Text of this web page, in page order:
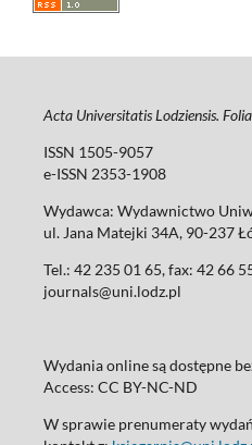
Acta Universitatis Lodziensis.
ISSN 1505-9057
e-ISSN 2353-1908
Wydawca: Wydawnictwo
ul. Jana Matejki 34A, 90-237
Tel.: 42 235 01 65, fax: 42 66
journals@uni.lodz.pl
Wydania online są dostępne
Access: CC BY-NC-ND
W sprawie prenumeraty